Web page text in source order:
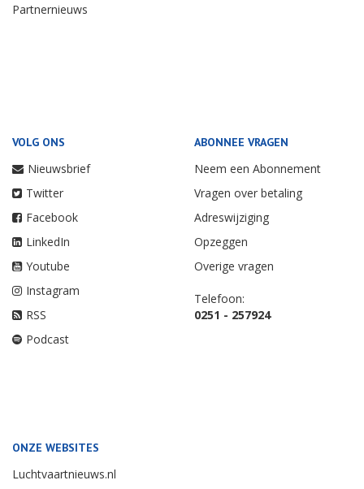
Partnernieuws
VOLG ONS
Nieuwsbrief
Twitter
Facebook
LinkedIn
Youtube
Instagram
RSS
Podcast
ABONNEE VRAGEN
Neem een Abonnement
Vragen over betaling
Adreswijziging
Opzeggen
Overige vragen
Telefoon:
0251 - 257924
ONZE WEBSITES
Luchtvaartnieuws.nl